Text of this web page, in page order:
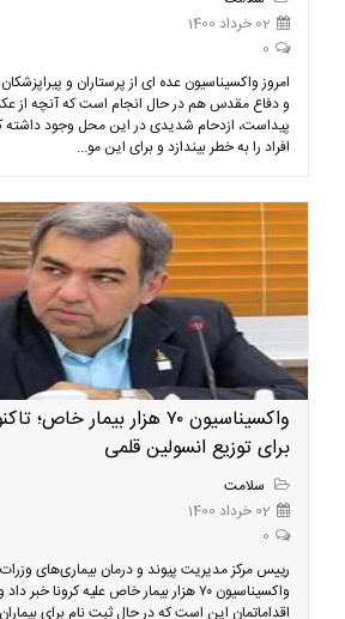
02 خرداد 1400
0
امروز واکسیناسیون عده ای از پرستاران و
و دفاع مقدس هم در حال انجام است که آنچه از
پیداست، ازدحام شدیدی در این محل وجود داشته
افراد را به خطر بیندازد و برای این مو...
واکسیناسیون ۷۰ هزار بیمار
برای توزیع انسولین قلمی
سلامت
02 خرداد 1400
0
رییس مرکز مدیریت پیوند و درمان بیماری‌های
واکسیناسیون ۷۰ هزار بیمار خاص علیه کرونا
اقداماتمان این است که در حال ثبت نام برای